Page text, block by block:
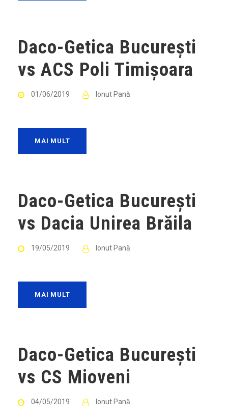
Daco-Getica București
vs ACS Poli Timișoara
01/06/2019 Ionut Pană
MAI MULT
Daco-Getica București
vs Dacia Unirea Brăila
19/05/2019 Ionut Pană
MAI MULT
Daco-Getica București
vs CS Mioveni
04/05/2019 Ionut Pană